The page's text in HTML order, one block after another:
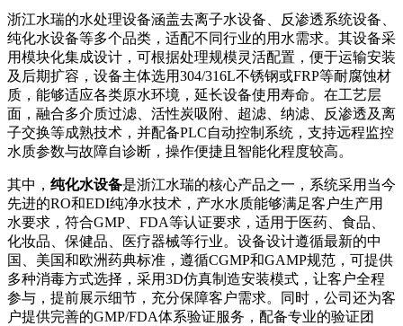
浙江水瑞的水处理设备涵盖去离子水设备、反渗透系统设备、
纯化水设备等多个品类，适配不同行业的用水需求。其设备采
用模块化集成设计，可根据处理规模灵活配置，便于运输安装
及后期扩容，设备主体选用304/316L不锈钢或FRP等耐腐蚀材
质，能够适应各类原水环境，延长设备使用寿命。在工艺层
面，融合多介质过滤、活性炭吸附、超滤、纳滤、反渗透及离
子交换等成熟技术，并配备PLC自动控制系统，支持远程监控
水质参数与故障自诊断，操作便捷且智能化程度较高。
其中， 纯化水设备是浙江水瑞的核心产品之一，系统采用当今
先进的RO和EDI纯净水技术，产水水质能够满足客户生产用
水要求，符合GMP、FDA等认证要求，适用于医药、食品、
化妆品、保健品、医疗器械等行业。设备设计遵循最新的中
国、美国和欧洲药典标准，遵循CGMP和GAMP规范，可提供
多种消毒方式选择，采用3D仿真制造安装模式，让客户全程
参与，提前展示细节，充分保障客户需求。同时，公司还为客
户提供完善的GMP/FDA体系验证服务，配备专业的验证团